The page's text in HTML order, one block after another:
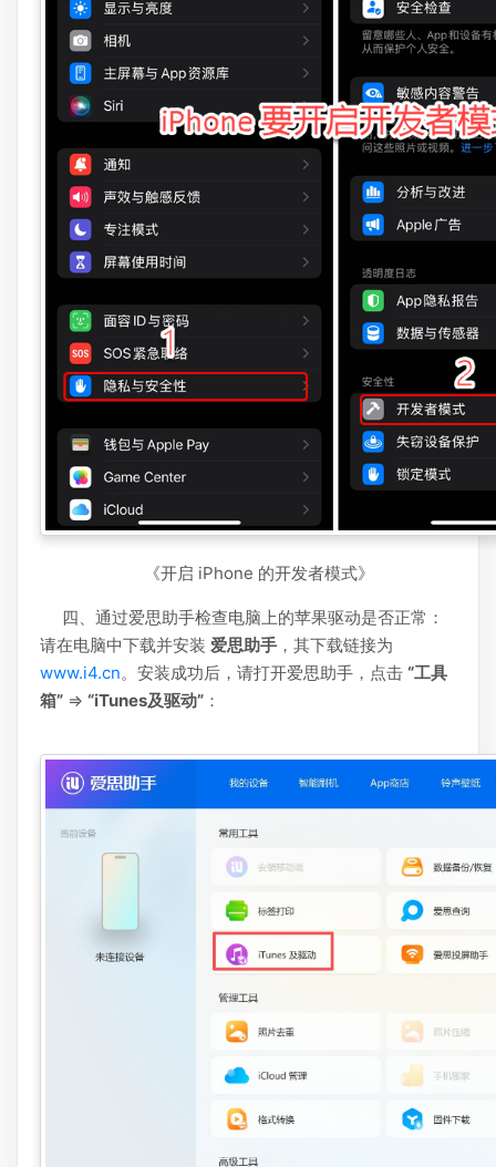
《开启 iPhone 的开发者模式》
四、通过爱思助手检查电脑上的苹果驱动是否正常：
请在电脑中下载并安装 爱思助手 ，其下载链接为
www.i4.cn。安装成功后，请打开爱思助手，点击 “工具
箱” => “iTunes及驱动” ：